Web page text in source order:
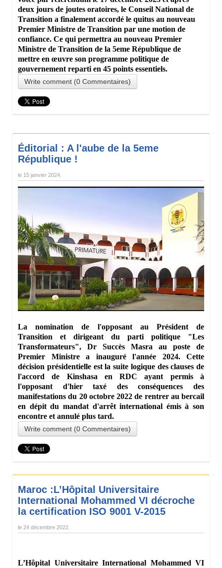
deux jours de joutes oratoires, le Conseil National de
Transition a finalement accordé le quitus au nouveau
Premier Ministre de Transition par une motion de
confiance. Ce qui permettra au nouveau Premier
Ministre de Transition de la 5eme République de
mettre en œuvre son programme politique de
gouvernement reparti en 45 points essentiels.
Write comment (0 Commentaires)
Éditorial : A l'aube de la 5eme
République !
le 15 janvier 2024
La nomination de l'opposant au Président de
Transition et dirigeant du parti politique "Les
Transformateurs", Dr Succès Masra au poste de
Premier Ministre a inauguré l'année 2024. Cette
décision présidentielle est la suite logique des clauses de
l'accord de Kinshasa en RDC ayant permis à
l'opposant d'hier taxé des conséquences des
manifestations du 20 octobre 2022 de rentrer au bercail
en dépit du mandat d'arrêt international émis à son
encontre et annulé plus tard.
Write comment (0 Commentaires)
Maroc :L’Hôpital Universitaire
International Mohammed VI décroche
la certification ISO 9001 V-2015
le 24 décembre 2022
L’Hôpital Universitaire International Mohammed VI